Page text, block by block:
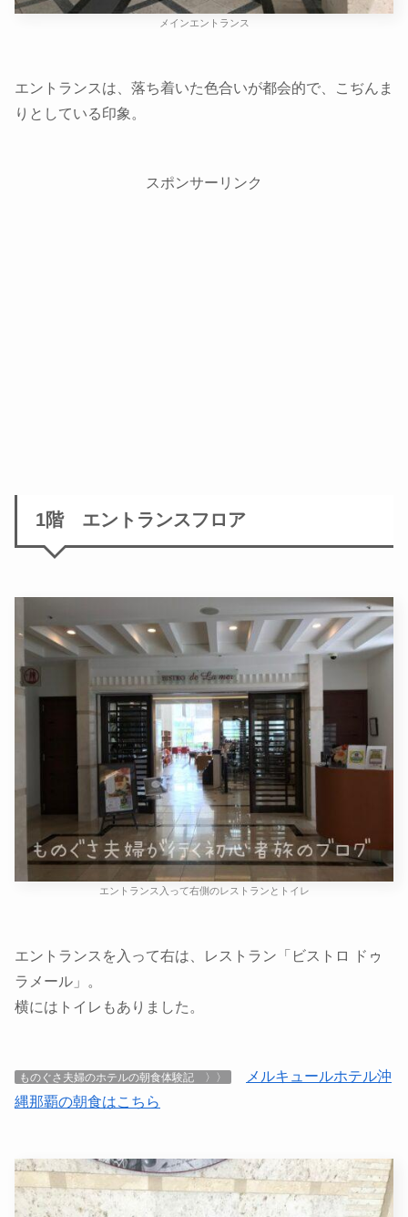
メインエントランス
エントランスは、落ち着いた色合いが都会的で、こぢんま
りとしている印象。
スポンサーリンク
1階 エントランスフロア
エントランス入って右側のレストランとトイレ
エントランスを入って右は、レストラン「ビストロ ドゥ
ラメール」。
横にはトイレもありました。
ものぐさ夫婦のホテルの朝食体験記 〉〉
メルキュールホテル沖
縄那覇の朝食はこちら